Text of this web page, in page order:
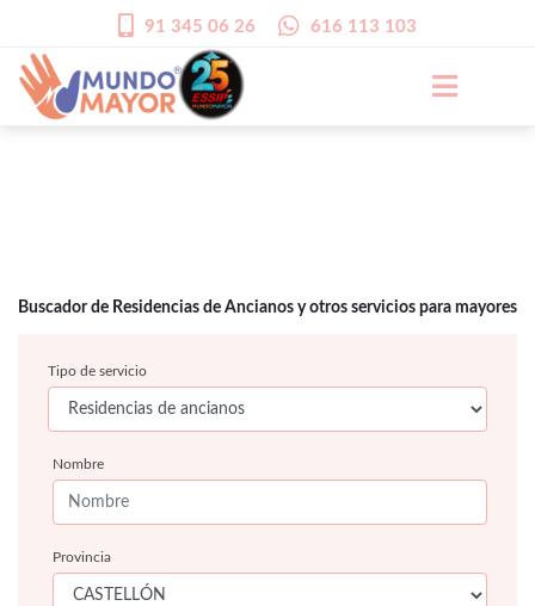
91 345 06 26 616 113 103
Buscador de Residencias de Ancianos y otros servicios para mayores
Tipo de servicio
Nombre
Provincia